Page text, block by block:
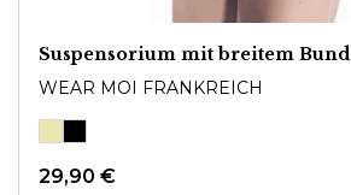
Suspensorium mit breitem Bund
WEAR MOI FRANKREICH
29,90 €